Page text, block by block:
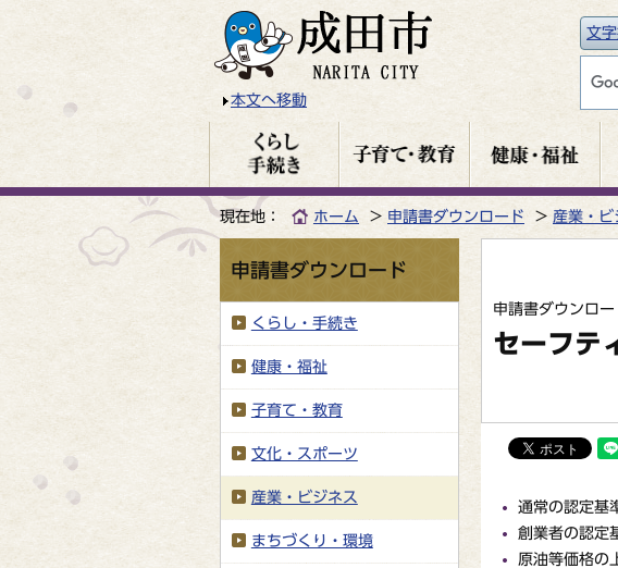
本文へ移動
文
現在地： ホーム 申請書ダウンロード 産業・ビ
申請書ダウンロー
セーフテ
通常の認定基
創業者の認定
原油等価格の
申請書ダウンロード
くらし・手続き
健康・福祉
子育て・教育
文化・スポーツ
産業・ビジネス
まちづくり・環境